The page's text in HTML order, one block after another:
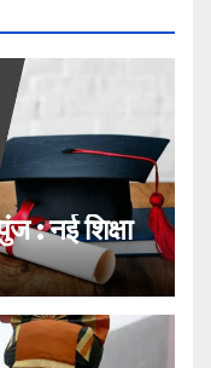
: नई शिक्षा